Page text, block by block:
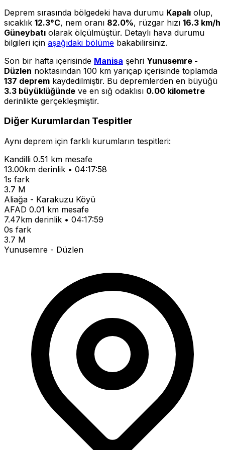
Deprem sırasında bölgedeki hava durumu Kapalı olup,
sıcaklık 12.3°C, nem oranı 82.0%, rüzgar hızı 16.3 km/h
Güneybatı olarak ölçülmüştür. Detaylı hava durumu
bilgileri için aşağıdaki bölüme bakabilirsiniz.
Son bir hafta içerisinde Manisa şehri Yunusemre -
Düzlen noktasından 100 km yarıçap içerisinde toplamda
137 deprem kaydedilmiştir. Bu depremlerden en büyüğü
3.3 büyüklüğünde ve en sığ odaklısı 0.00 kilometre
derinlikte gerçekleşmiştir.
Diğer Kurumlardan Tespitler
Aynı deprem için farklı kurumların tespitleri:
Kandilli 0.51 km mesafe
13.00km derinlik • 04:17:58
1s fark
3.7 M
Aliağa - Karakuzu Köyü
AFAD 0.01 km mesafe
7.47km derinlik • 04:17:59
0s fark
3.7 M
Yunusemre - Düzlen